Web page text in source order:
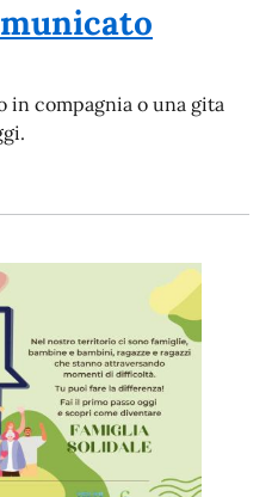
in compagnia o una gita